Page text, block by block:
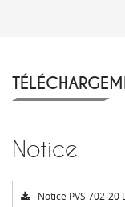
Notice
Notice PVS 702-20